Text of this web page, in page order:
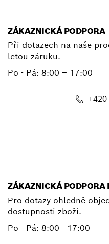
ZÁKAZNICKÁ PODPORA
Při dotazech na naše
letou záruku.
Po - Pá: 8:00 – 17:00
ZÁKAZNICKÁ PODPORA
Pro dotazy ohledně
dostupnosti zboží.
Po - Pá: 8:00 - 17:00